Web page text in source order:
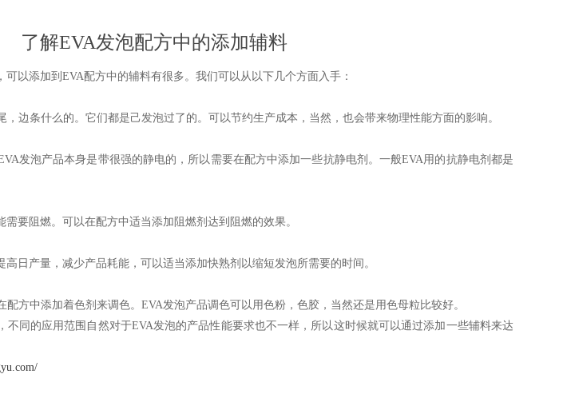
了解EVA发泡配方中的添加辅料
添加到EVA配方中的辅料有很多。我们可以从以下几个方面入手：
条什么的。它们都是己发泡过了的。可以节约生产成本，当然，也会带来物理性能方面的影响。
发泡产品本身是带很强的静电的，所以需要在配方中添加一些抗静电剂。一般EVA用的抗静电剂都是
阻燃。可以在配方中适当添加阻燃剂达到阻燃的效果。
产量，减少产品耗能，可以适当添加快熟剂以缩短发泡所需要的时间。
中添加着色剂来调色。EVA发泡产品调色可以用色粉，色胶，当然还是用色母粒比较好。
同的应用范围自然对于EVA发泡的产品性能要求也不一样，所以这时候就可以通过添加一些辅料来达